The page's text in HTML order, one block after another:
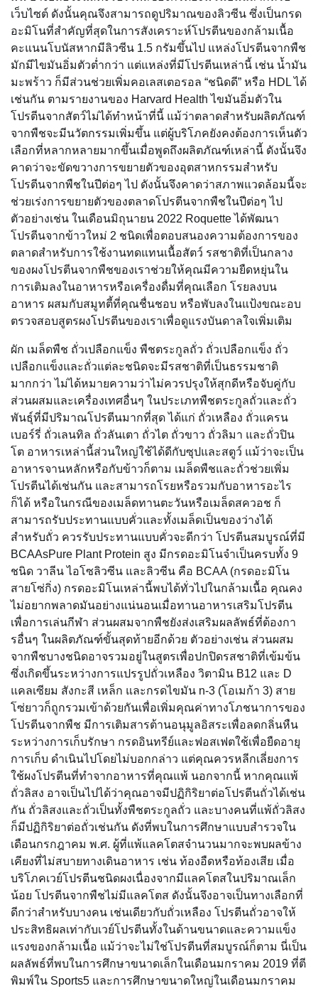
เว็บไซต์ ดังนั้นคุณจึงสามารถดูปริมาณของลิวซีน ซึ่งเป็นกรด
อะมิโนที่สำคัญที่สุดในการสังเคราะห์โปรตีนของกล้ามเนื้อ
คะแนนโบนัสหากมีลิวซีน 1.5 กรัมขึ้นไป แหล่งโปรตีนจากพืช
มักมีไขมันอิ่มตัวต่ำกว่า แต่แหล่งที่มีโปรตีนเหล่านี้ เช่น น้ำมัน
มะพร้าว ก็มีส่วนช่วยเพิ่มคอเลสเตอรอล “ชนิดดี” หรือ HDL ได้
เช่นกัน ตามรายงานของ Harvard Health ไขมันอิ่มตัวใน
โปรตีนจากสัตว์ไม่ได้ทำหน้าที่นี้ แม้ว่าตลาดสำหรับผลิตภัณฑ์
จากพืชจะมีนวัตกรรมเพิ่มขึ้น แต่ผู้บริโภคยังคงต้องการเห็นตัว
เลือกที่หลากหลายมากขึ้นเมื่อพูดถึงผลิตภัณฑ์เหล่านี้ ดังนั้นจึง
คาดว่าจะขัดขวางการขยายตัวของอุตสาหกรรมสำหรับ
โปรตีนจากพืชในปีต่อๆ ไป ดังนั้นจึงคาดว่าสภาพแวดล้อมนี้จะ
ช่วยเร่งการขยายตัวของตลาดโปรตีนจากพืชในปีต่อๆ ไป
ตัวอย่างเช่น ในเดือนมิถุนายน 2022 Roquette ได้พัฒนา
โปรตีนจากข้าวใหม่ 2 ชนิดเพื่อตอบสนองความต้องการของ
ตลาดสำหรับการใช้งานทดแทนเนื้อสัตว์ รสชาติที่เป็นกลาง
ของผงโปรตีนจากพืชของเราช่วยให้คุณมีความยืดหยุ่นใน
การเติมลงในอาหารหรือเครื่องดื่มที่คุณเลือก โรยลงบน
อาหาร ผสมกับสมูทตี้ที่คุณชื่นชอบ หรือพับลงในแป้งขณะอบ
ตรวจสอบสูตรผงโปรตีนของเราเพื่อดูแรงบันดาลใจเพิ่มเติม
ผัก เมล็ดพืช ถั่วเปลือกแข็ง พืชตระกูลถั่ว ถั่วเปลือกแข็ง ถั่ว
เปลือกแข็งและถั่วแต่ละชนิดจะมีรสชาติที่เป็นธรรมชาติ
มากกว่า ไม่ได้หมายความว่าไม่ควรปรุงให้สุกดีหรือจับคู่กับ
ส่วนผสมและเครื่องเทศอื่นๆ ในประเภทพืชตระกูลถั่วและถั่ว
พันธุ์ที่มีปริมาณโปรตีนมากที่สุด ได้แก่ ถั่วเหลือง ถั่วแครน
เบอร์รี่ ถั่วเลนทิล ถั่วลันเตา ถั่วไต ถั่วขาว ถั่วลิมา และถั่วปิน
โต อาหารเหล่านี้ส่วนใหญ่ใช้ได้ดีกับซุปและสตูว์ แม้ว่าจะเป็น
อาหารจานหลักหรือกับข้าวก็ตาม เมล็ดพืชและถั่วช่วยเพิ่ม
โปรตีนได้เช่นกัน และสามารถโรยหรือรวมกับอาหารอะไร
ก็ได้ หรือในกรณีของเมล็ดทานตะวันหรือเมล็ดสควอช ก็
สามารถรับประทานแบบคั่วและทั้งเมล็ดเป็นของว่างได้
สำหรับถั่ว ควรรับประทานแบบคั่วจะดีกว่า โปรตีนสมบูรณ์ที่มี
BCAAsPure Plant Protein สูง มีกรดอะมิโนจำเป็นครบทั้ง 9
ชนิด วาลีน ไอโซลิวซีน และลิวซีน คือ BCAA (กรดอะมิโน
สายโซ่กิ่ง) กรดอะมิโนเหล่านี้พบได้ทั่วไปในกล้ามเนื้อ คุณคง
ไม่อยากพลาดมันอย่างแน่นอนเมื่อทานอาหารเสริมโปรตีน
เพื่อการเล่นกีฬา ส่วนผสมจากพืชยังส่งเสริมผลลัพธ์ที่ต้องกา
รอื่นๆ ในผลิตภัณฑ์ขั้นสุดท้ายอีกด้วย ตัวอย่างเช่น ส่วนผสม
จากพืชบางชนิดอาจรวมอยู่ในสูตรเพื่อปกปิดรสชาติที่เข้มข้น
ซึ่งเกิดขึ้นระหว่างการแปรรูปถั่วเหลือง วิตามิน B12 และ D
แคลเซียม สังกะสี เหล็ก และกรดไขมัน n-3 (โอเมก้า 3) สาย
โซ่ยาวก็ถูกรวมเข้าด้วยกันเพื่อเพิ่มคุณค่าทางโภชนาการของ
โปรตีนจากพืช มีการเติมสารต้านอนุมูลอิสระเพื่อลดกลิ่นหืน
ระหว่างการเก็บรักษา กรดอินทรีย์และฟอสเฟตใช้เพื่อยืดอายุ
การเก็บ ดำเนินไปโดยไม่บอกกล่าว แต่คุณควรหลีกเลี่ยงการ
ใช้ผงโปรตีนที่ทำจากอาหารที่คุณแพ้ นอกจากนี้ หากคุณแพ้
ถั่วลิสง อาจเป็นไปได้ว่าคุณอาจมีปฏิกิริยาต่อโปรตีนถั่วได้เช่น
กัน ถั่วลิสงและถั่วเป็นทั้งพืชตระกูลถั่ว และบางคนที่แพ้ถั่วลิสง
ก็มีปฏิกิริยาต่อถั่วเช่นกัน ดังที่พบในการศึกษาแบบสำรวจใน
เดือนกรกฎาคม พ.ศ. ผู้ที่แพ้แลคโตสจำนวนมากจะพบผลข้าง
เคียงที่ไม่สบายทางเดินอาหาร เช่น ท้องอืดหรือท้องเสีย เมื่อ
บริโภคเวย์โปรตีนชนิดผงเนื่องจากมีแลคโตสในปริมาณเล็ก
น้อย โปรตีนจากพืชไม่มีแลคโตส ดังนั้นจึงอาจเป็นทางเลือกที่
ดีกว่าสำหรับบางคน เช่นเดียวกับถั่วเหลือง โปรตีนถั่วอาจให้
ประสิทธิผลเท่ากับเวย์โปรตีนทั้งในด้านขนาดและความแข็ง
แรงของกล้ามเนื้อ แม้ว่าจะไม่ใช่โปรตีนที่สมบูรณ์ก็ตาม นี่เป็น
ผลลัพธ์ที่พบในการศึกษาขนาดเล็กในเดือนมกราคม 2019 ที่ตี
พิมพ์ใน Sports5 และการศึกษาขนาดใหญ่ในเดือนมกราคม